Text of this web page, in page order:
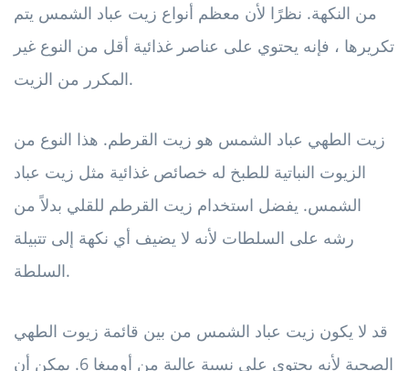
من النكهة. نظرًا لأن معظم أنواع زيت عباد الشمس يتم
تكريرها ، فإنه يحتوي على عناصر غذائية أقل من النوع غير
المكرر من الزيت.
زيت الطهي عباد الشمس هو زيت القرطم. هذا النوع من
الزيوت النباتية للطبخ له خصائص غذائية مثل زيت عباد
الشمس. يفضل استخدام زيت القرطم للقلي بدلاً من
رشه على السلطات لأنه لا يضيف أي نكهة إلى تتبيلة
السلطة.
قد لا يكون زيت عباد الشمس من بين قائمة زيوت الطهي
الصحية لأنه يحتوي على نسبة عالية من أوميغا 6. يمكن أن